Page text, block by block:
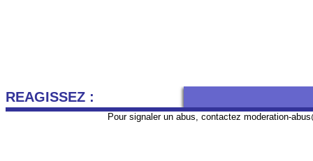
REAGISSEZ :
Pour signaler un abus, contactez moderation-